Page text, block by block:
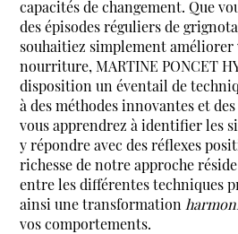
capacités de changement. Que
des épisodes réguliers de
souhaitiez simplement
nourriture, MARTINE PONCET
disposition un éventail de
à des méthodes innovantes et
vous apprendrez à identifier les
y répondre avec des réflexes
richesse de notre approche
entre les différentes techniques
ainsi une transformation
vos comportements.